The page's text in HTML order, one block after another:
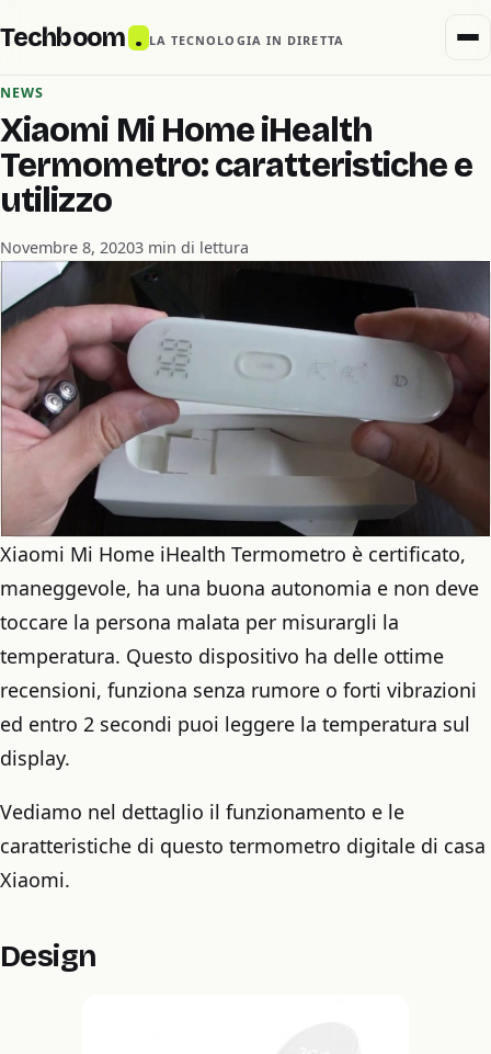
Techboom . LA TECNOLOGIA IN DIRETTA
NEWS
Xiaomi Mi Home iHealth
Termometro: caratteristiche e
utilizzo
Novembre 8, 20203 min di lettura
Xiaomi Mi Home iHealth Termometro è certificato,
maneggevole, ha una buona autonomia e non deve
toccare la persona malata per misurargli la
temperatura. Questo dispositivo ha delle ottime
recensioni, funziona senza rumore o forti vibrazioni
ed entro 2 secondi puoi leggere la temperatura sul
display.
Vediamo nel dettaglio il funzionamento e le
caratteristiche di questo termometro digitale di casa
Xiaomi.
Design